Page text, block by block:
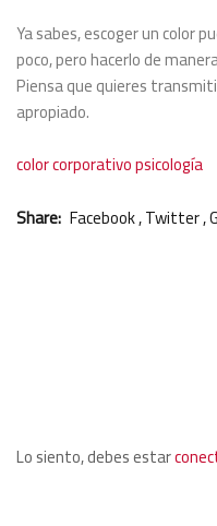
Ya sabes, escoger un color
poco, pero hacerlo de
Piensa que quieres
apropiado.
colorcorporativopsicología
Share: Facebook,Twitter,
Lo siento, debes estar